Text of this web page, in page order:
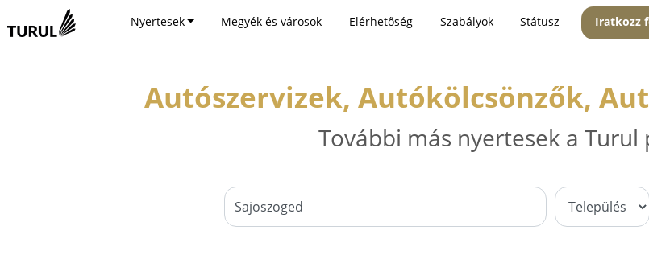
Nyertesek Megyék és városok Elérhetőség Szabályok Státusz Iratkozz
Autószervizek, Autókölcsönzők,
További más nyertesek a